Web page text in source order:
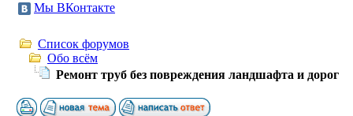
Мы ВКонтакте
Список форумов
Обо всём
Ремонт труб без повреждения ландшафта и дорог